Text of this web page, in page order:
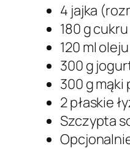
4 jajka
180 g cukru
120 ml
300 g
300 g
2 płaskie
Szczypta